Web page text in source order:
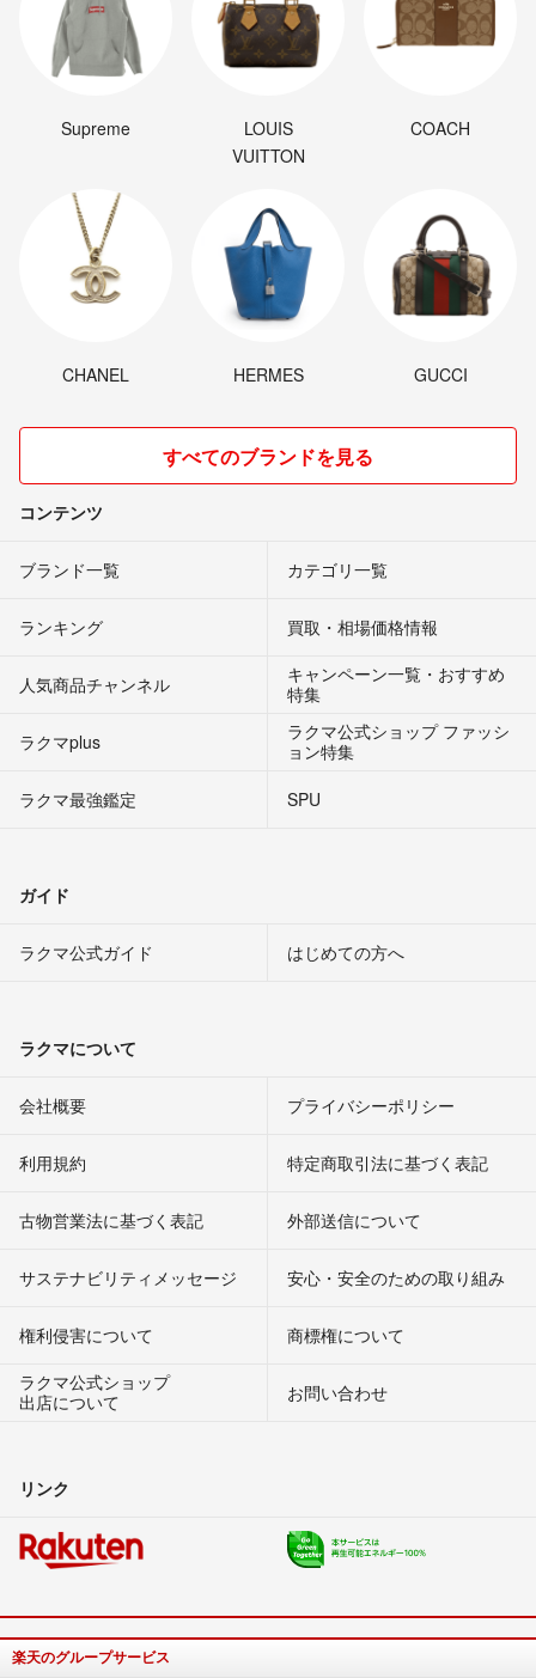
Supreme
LOUIS
VUITTON
COACH
CHANEL HERMES GUCCI
すべてのブランドを見る
コンテンツ
ブランド一覧 カテゴリ一覧
ランキング 買取・相場価格情報
人気商品チャンネル
キャンペーン一覧・おすすめ
特集
ラクマplus
ラクマ公式ショップ ファッシ
ョン特集
ラクマ最強鑑定
SPU
ガイド
ラクマ公式ガイド はじめての方へ
ラクマについて
会社概要 プライバシーポリシー
利用規約 特定商取引法に基づく表記
古物営業法に基づく表記 外部送信について
サステナビリティメッセージ 安心・安全のための取り組み
権利侵害について
商標権について
ラクマ公式ショップ
出店について
お問い合わせ
リンク
楽天のグループサービス